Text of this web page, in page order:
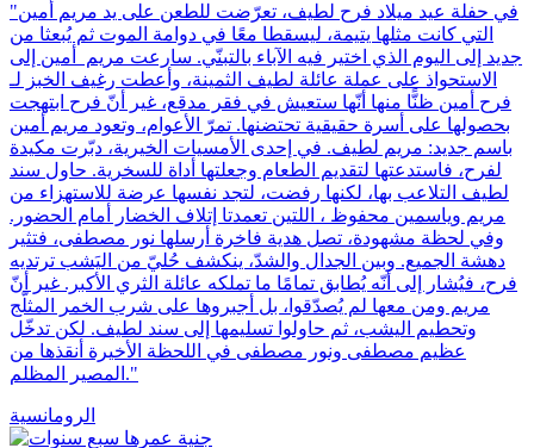
"في حفلة عيد ميلاد فرح لطيف، تعرّضت للطعن على يد مريم أمين
التي كانت مثلها يتيمة، ليسقطا معًا في دوامة الموت ثم يُبعثا من
جديد إلى اليوم الذي اختير فيه الآباء بالتبنّي. سارعت مريم أمين إلى
الاستحواذ على عملة عائلة لطيف الثمينة، وأعطت رغيف الخبز لـ
فرح أمين ظنًّا منها أنّها ستعيش في فقر مدقع، غير أنّ فرح ابتهجت
بحصولها على أسرة حقيقية تحتضنها. تمرّ الأعوام، وتعود مريم أمين
باسم جديد: مريم لطيف. في إحدى الأمسيات الخيرية، دبّرت مكيدة
لفرح، فاستدعتها لتقديم الطعام وجعلتها أداة للسخرية. حاول سند
لطيف التلاعب بها، لكنها رفضت، لتجد نفسها عرضة للاستهزاء من
مريم وياسمين محفوظ ، اللتين تعمدتا إتلاف الخضار أمام الحضور.
وفي لحظة مشهودة، تصل هدية فاخرة أرسلها نور مصطفى، فتثير
دهشة الجميع. وبين الجدال والشدّ، ينكشف حُليّ من اليَشب ترتديه
فرح، فيُشار إلى أنّه يُطابق تمامًا ما تملكه عائلة الثري الأكبر. غير أنّ
مريم ومن معها لم يُصدّقوا، بل أجبروها على شرب الخمر المثلّج
وتحطيم اليشب، ثم حاولوا تسليمها إلى سند لطيف. لكن تدخّل
عظيم مصطفى ونور مصطفى في اللحظة الأخيرة أنقذها من
المصير المظلم."
الرومانسية